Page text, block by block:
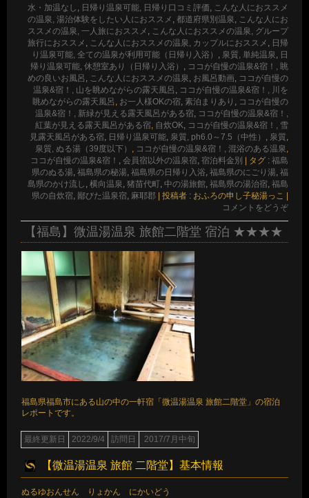
水・加温なし
日帰り温泉可能, 日帰り口コミ評価
こんな人におススメ
の温泉, 湯治体験をしたい人におススメ 都道府県別温泉
こんな人にお
ススメの温泉, 一人旅におススメ
こんな人におススメの温泉, グループ
旅行におススメ
こんな人におススメの温泉, カップルにおススメ
日帰
り温泉可能, 全ての温泉が利用可能（日帰り入浴）
泉質, 単純温泉
日
帰り温泉可能, 休憩室あり（日帰り入浴）
ココが自慢の温泉&宿！, 眺
めの良いお風呂
こんな人におススメの温泉 お風呂動画 ココが自慢の
温泉&宿！, 山を眺めながらの露天風呂
ココが自慢の温泉&宿！, 川を
眺めながらの露天風呂
お一人様OKの宿 素泊まりあり
ココが自慢の
温泉&宿！, 新緑が見える露天風呂がある宿 ココが自慢の温泉&宿！,
紅葉が見える露天風呂がある宿 自炊OK
ココが自慢の温泉&宿！, 雪
見露天風呂がある宿 日帰り温泉可能 泉質, ph6.0～7.5（中性） 泉質
泉質, ぬる湯（39度以下）
ココが自慢の温泉&宿！, 混浴のある温泉
ココが自慢の温泉&宿！
会員宿以外の温泉宿 宿泊料金別 | タグ : 福島
県のぬる湯 福島県の秘湯 福島県の日帰り入浴 福島県のにごり湯 福
島県のかけ流し 横向温泉 猪苗代町 中の湯旅館 福島県の湯治宿 福島
県の自炊宿 鄙びた温泉宿 麻耶郡 | 投稿者 : おふろの申し子秘湯っこ |
コメントをどうぞ
【福島】微温湯温泉 旅館二階堂 宿泊 ★★★★
福島県福島市にある山の中の一軒宿「微温湯温泉 旅館二階堂」の宿泊
レポートです。
最終更新日 2022/9/4 訪問日 2017/7月中旬
【微温湯温泉 旅館 二階堂】基本情報
ぬるゆおんせん りょかん にかいどう